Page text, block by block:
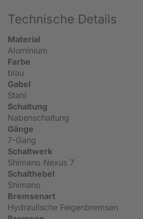
Technische Details
Material
Aluminium
Farbe
blau
Gabel
Stahl
Schaltung
Nabenschaltung
Gänge
7-Gang
Schaltwerk
Shimano Nexus 7
Schalthebel
Shimano
Bremsenart
Hydraulische Felgenbremsen